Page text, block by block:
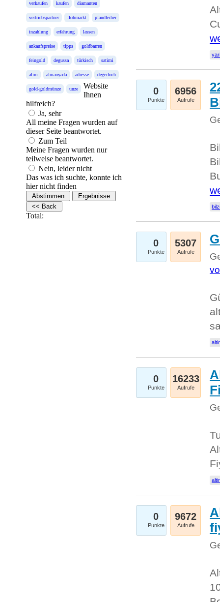
verkaufen kaufen diamanten
vertriebspartner flohmarkt pfandleiher
inzahlung erfahrung lassen
ankaufspreise tipps goldbarren
feingold degussa türkisch satimi
alim almanyada adresse degerloch
gold-goldmünze unze
Website
Ihnen
hilfreich?
Ja, sehr
All meine Fragen wurden auf
dieser Seite beantwortet.
Zum Teil
Meine Fragen wurden nur
teilweise beantwortet.
Nein, leider nicht
Das was ich suchte, konnte ich
hier nicht finden
Total:
0
Punkte
6956
Aufrufe
0
Punkte
5307
Aufrufe
0
Punkte
16233
Aufrufe
0
Punkte
9672
Aufrufe